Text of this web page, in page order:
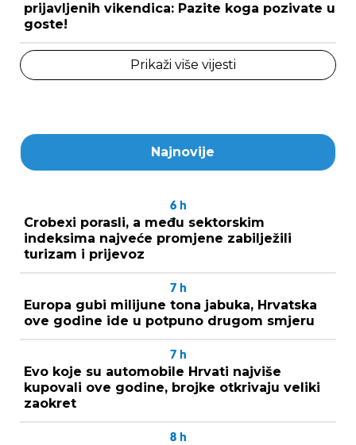
prijavljenih vikendica: Pazite koga pozivate u
goste!
Prikaži više vijesti
Najnovije
6 h
Crobexi porasli, a među sektorskim
indeksima najveće promjene zabilježili
turizam i prijevoz
7 h
Europa gubi milijune tona jabuka, Hrvatska
ove godine ide u potpuno drugom smjeru
7 h
Evo koje su automobile Hrvati najviše
kupovali ove godine, brojke otkrivaju veliki
zaokret
8 h